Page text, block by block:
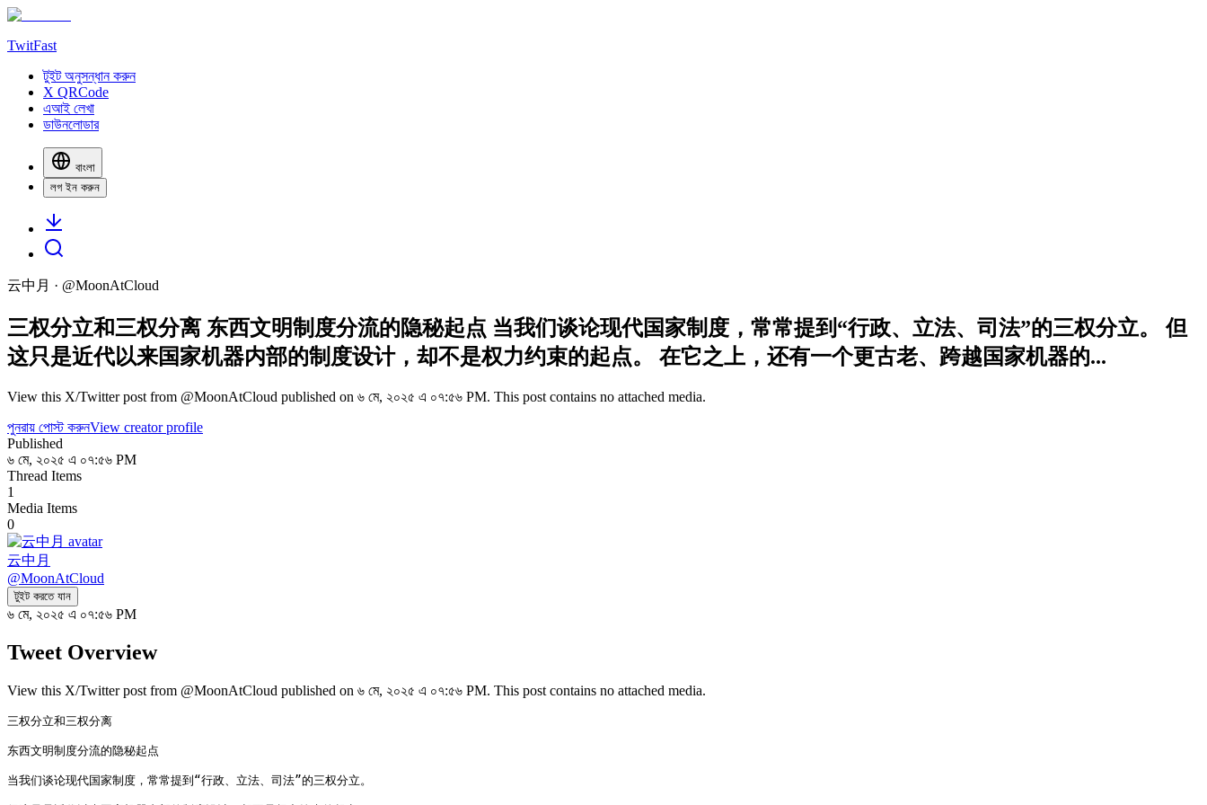
TwitFast
টুইট অনুসন্ধান করুন
X QRCode
এআই লেখা
ডাউনলোডার
বাংলা
লগ ইন করুন
云中月 · @MoonAtCloud
三权分立和三权分离 东西文明制度分流的隐秘起点 当我们谈论现代国家制度，常常提到“行政、立法、司法”的三权分立。 但
这只是近代以来国家机器内部的制度设计，却不是权力约束的起点。 在它之上，还有一个更古老、跨越国家机器的...
View this X/Twitter post from @MoonAtCloud published on ৬ মে, ২০২৫ এ ০৭:৫৬ PM. This post contains no attached media.
পুনরায় পোস্ট করুনView creator profile
Published
৬ মে, ২০২৫ এ ০৭:৫৬ PM
Thread Items
1
Media Items
0
云中月
@MoonAtCloud
টুইট করতে যান
৬ মে, ২০২৫ এ ০৭:৫৬ PM
Tweet Overview
View this X/Twitter post from @MoonAtCloud published on ৬ মে, ২০২৫ এ ০৭:৫৬ PM. This post contains no attached media.
三权分立和三权分离
东西文明制度分流的隐秘起点
当我们谈论现代国家制度，常常提到“行政、立法、司法”的三权分立。